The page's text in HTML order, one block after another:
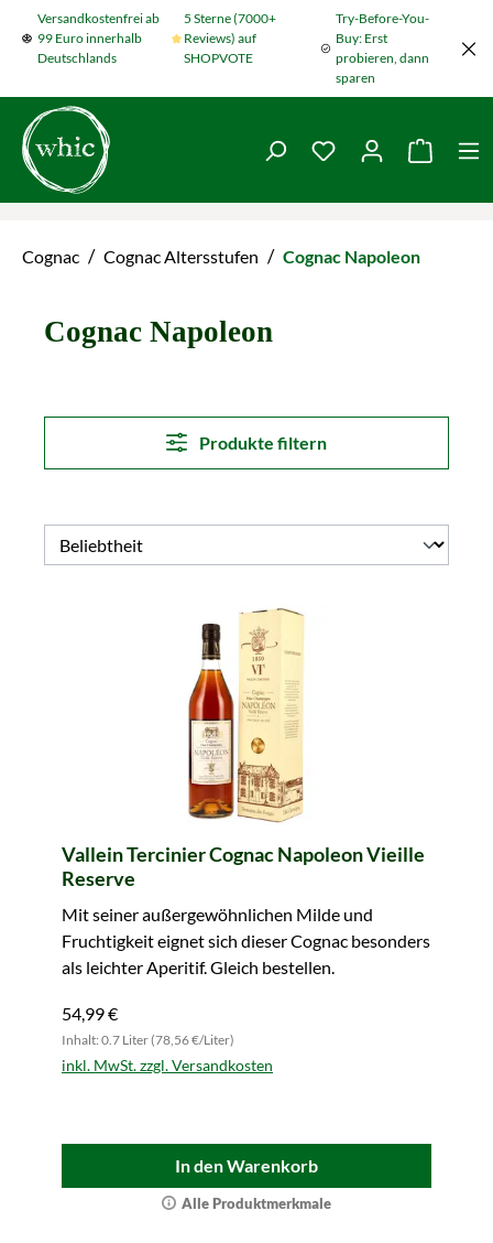
Zum Hauptinhalt springen
Versandkostenfrei ab
99 Euro innerhalb
Deutschlands
5 Sterne (7000+
Reviews) auf
SHOPVOTE
Try-Before-You-
Buy: Erst
probieren, dann
sparen
Du hast 0
Cognac / Cognac Altersstufen / Cognac Napoleon
Cognac Napoleon
Produkte filtern
Vallein Tercinier Cognac Napoleon Vieille
Reserve
Mit seiner außergewöhnlichen Milde und
Fruchtigkeit eignet sich dieser Cognac besonders
als leichter Aperitif. Gleich bestellen.
54,99 €
Inhalt: 0.7 Liter (78,56 €/Liter)
inkl. MwSt. zzgl. Versandkosten
In den Warenkorb
Alle Produktmerkmale